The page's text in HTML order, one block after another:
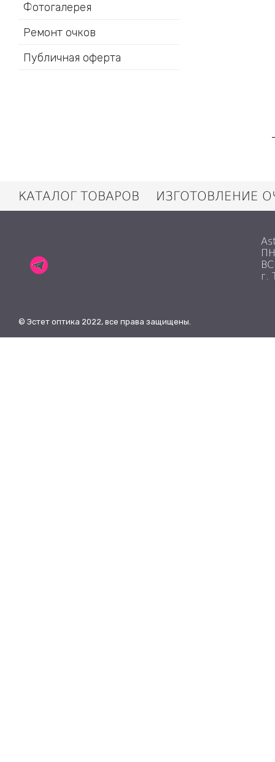
Фотогалерея
Ремонт очков
Публичная оферта
КАТАЛОГ ТОВАРОВ ИЗГОТОВЛЕНИЕ
г.
© Эстет оптика 2022, все права защищены.